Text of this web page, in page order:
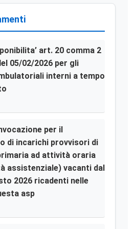
art. 20 comma 2
05/02/2026 per gli
interni a tempo
per il
di incarichi provvisori di
ad attività oraria
assistenziale) vacanti dal
2026 ricadenti nelle
asp